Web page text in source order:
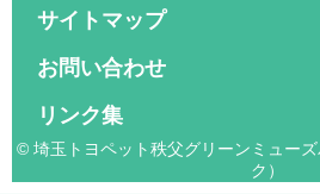
サイトマップ
お問い合わせ
リンク集
© 埼玉トヨペット秩父グリーンミュー
ク）